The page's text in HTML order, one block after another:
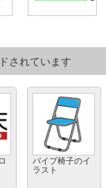
されています
パイプ椅子のイ
ラスト